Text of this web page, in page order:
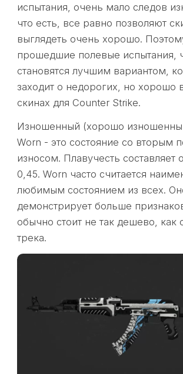
испытания, очень мало следов
что есть, все равно позволяют
выглядеть очень хорошо.
прошедшие полевые испытания,
становятся лучшим вариантом,
заходит о недорогих, но хорошо
скинах для Counter Strike.
Изношенный (хорошо
Worn - это состояние со вторым
износом. Плавучесть составляет
0,45. Worn часто считается
любимым состоянием из всех.
демонстрирует больше
обычно стоит не так дешево, как
трека.